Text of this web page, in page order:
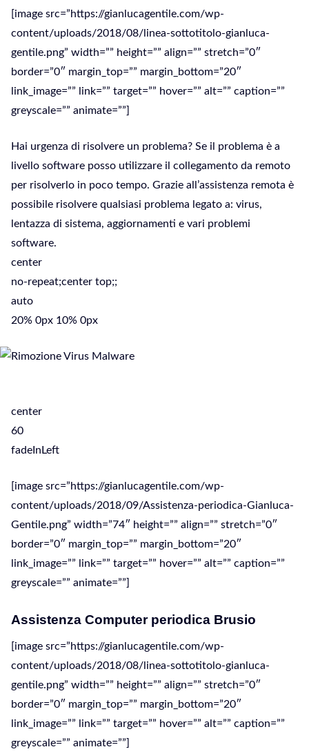
[image src=”https://gianlucagentile.com/wp-
content/uploads/2018/08/linea-sottotitolo-gianluca-
gentile.png” width=”” height=”” align=”” stretch=”0″
border=”0″ margin_top=”” margin_bottom=”20″
link_image=”” link=”” target=”” hover=”” alt=”” caption=””
greyscale=”” animate=””]
Hai urgenza di risolvere un problema? Se il problema è a
livello software posso utilizzare il collegamento da remoto
per risolverlo in poco tempo. Grazie all’assistenza remota è
possibile risolvere qualsiasi problema legato a: virus,
lentazza di sistema, aggiornamenti e vari problemi
software.
center
no-repeat;center top;;
auto
20% 0px 10% 0px
center
60
fadeInLeft
[image src=”https://gianlucagentile.com/wp-
content/uploads/2018/09/Assistenza-periodica-Gianluca-
Gentile.png” width=”74″ height=”” align=”” stretch=”0″
border=”0″ margin_top=”” margin_bottom=”20″
link_image=”” link=”” target=”” hover=”” alt=”” caption=””
greyscale=”” animate=””]
Assistenza Computer periodica Brusio
[image src=”https://gianlucagentile.com/wp-
content/uploads/2018/08/linea-sottotitolo-gianluca-
gentile.png” width=”” height=”” align=”” stretch=”0″
border=”0″ margin_top=”” margin_bottom=”20″
link_image=”” link=”” target=”” hover=”” alt=”” caption=””
greyscale=”” animate=””]